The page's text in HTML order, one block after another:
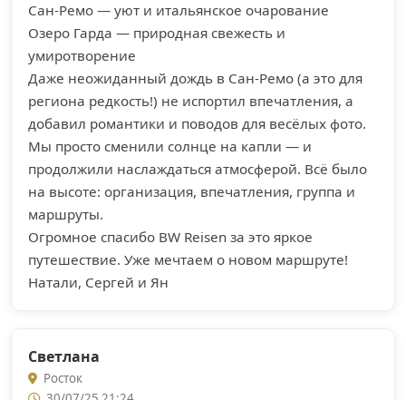
Сан-Ремо — уют и итальянское очарование
Озеро Гарда — природная свежесть и
умиротворение
Даже неожиданный дождь в Сан-Ремо (а это для
региона редкость!) не испортил впечатления, а
добавил романтики и поводов для весёлых фото.
Мы просто сменили солнце на капли — и
продолжили наслаждаться атмосферой. Всё было
на высоте: организация, впечатления, группа и
маршруты.
Огромное спасибо BW Reisen за это яркое
путешествие. Уже мечтаем о новом маршруте!
Натали, Сергей и Ян
Светлана
Росток